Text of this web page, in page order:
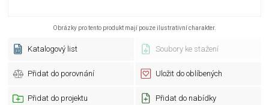
Obrázky pro tento produkt mají pouze ilustrativní charakter.
Katalogový list Soubory ke stažení
Přidat do porovnání Uložit do oblíbených
Přidat do projektu Přidat do nabídky